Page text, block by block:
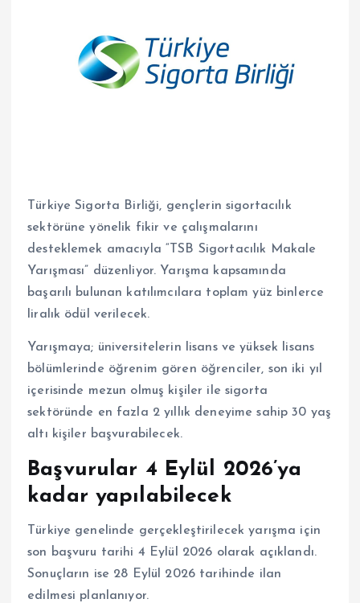
Türkiye Sigorta Birliği, gençlerin sigortacılık
sektörüne yönelik fikir ve çalışmalarını
desteklemek amacıyla “TSB Sigortacılık Makale
Yarışması” düzenliyor. Yarışma kapsamında
başarılı bulunan katılımcılara toplam yüz binlerce
liralık ödül verilecek.
Yarışmaya; üniversitelerin lisans ve yüksek lisans
bölümlerinde öğrenim gören öğrenciler, son iki yıl
içerisinde mezun olmuş kişiler ile sigorta
sektöründe en fazla 2 yıllık deneyime sahip 30 yaş
altı kişiler başvurabilecek.
Başvurular 4 Eylül 2026’ya
kadar yapılabilecek
Türkiye genelinde gerçekleştirilecek yarışma için
son başvuru tarihi 4 Eylül 2026 olarak açıklandı.
Sonuçların ise 28 Eylül 2026 tarihinde ilan
edilmesi planlanıyor.